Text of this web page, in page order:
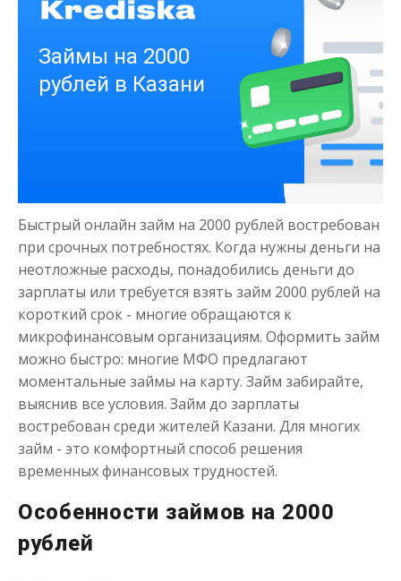
Срок от 1до 21 дня
Получить
Моментальный займ
Срок от 1до 21 дня
Быстрый онлайн займ на 2000 рублей востребован
при срочных потребностях. Когда нужны деньги на
неотложные расходы, понадобились деньги до
зарплаты или требуется взять займ 2000 рублей на
короткий срок - многие обращаются к
микрофинансовым организациям. Оформить займ
можно быстро: многие МФО предлагают
моментальные займы на карту. Займ забирайте,
выяснив все условия. Займ до зарплаты
востребован среди жителей Казани. Для многих
займ - это комфортный способ решения
временных финансовых трудностей.
Особенности займов на 2000
рублей